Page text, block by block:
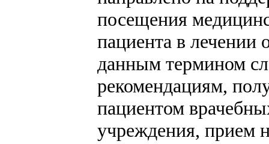
посещения
пациента в
данным термином
рекомендациям,
пациентом
учреждения, прием